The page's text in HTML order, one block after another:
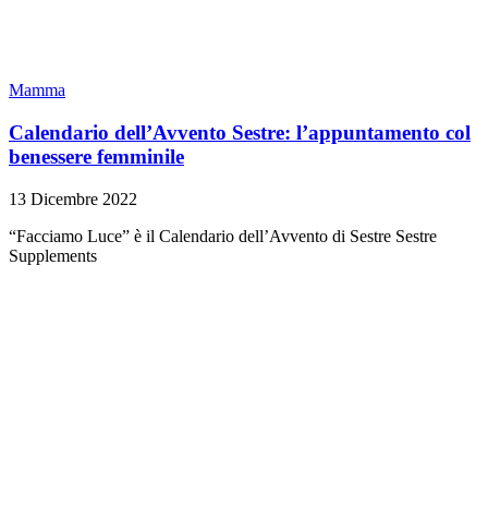
Mamma
Calendario dell’Avvento Sestre: l’appuntamento col
benessere femminile
13 Dicembre 2022
“Facciamo Luce” è il Calendario dell’Avvento di Sestre Sestre
Supplements